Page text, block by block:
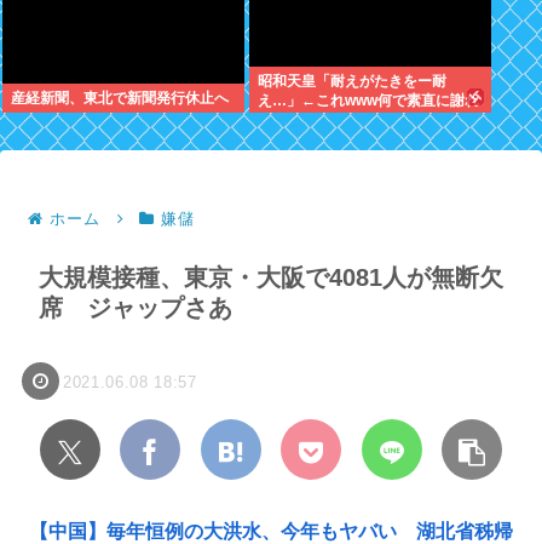
産経新聞、東北で新聞発行休止へ
昭和天皇「耐えがたきをー耐
え…」←これwww何で素直に謝れ
ねーの？？！？
ホーム 嫌儲
大規模接種、東京・大阪で4081人が無断欠
席 ジャップさあ
2021.06.08 18:57
【中国】毎年恒例の大洪水、今年もヤバい 湖北省秭帰